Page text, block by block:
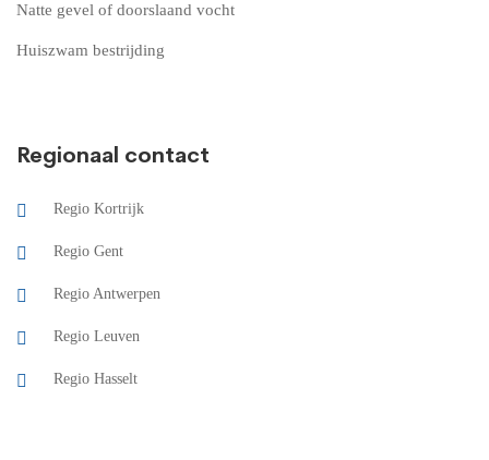
Natte gevel of doorslaand vocht
Huiszwam bestrijding
Regionaal contact
Regio Kortrijk
Regio Gent
Regio Antwerpen
Regio Leuven
Regio Hasselt